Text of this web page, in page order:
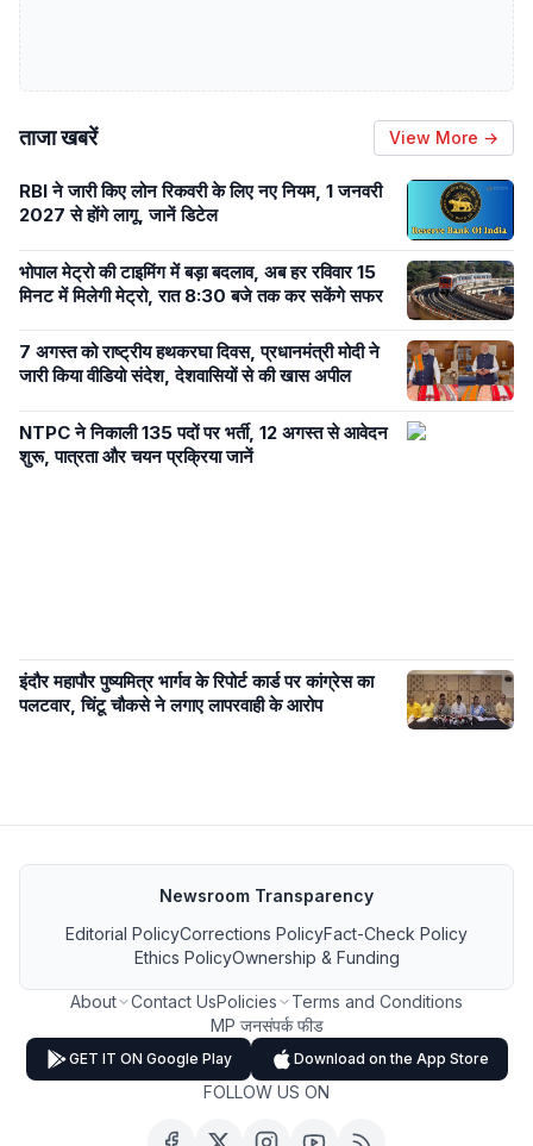
ताजा खबरें View More →
RBI ने जारी किए लोन रिकवरी के लिए नए नियम, 1 जनवरी
2027 से होंगे लागू, जानें डिटेल
भोपाल मेट्रो की टाइमिंग में बड़ा बदलाव, अब हर रविवार 15
मिनट में मिलेगी मेट्रो, रात 8:30 बजे तक कर सकेंगे सफर
7 अगस्त को राष्ट्रीय हथकरघा दिवस, प्रधानमंत्री मोदी ने
जारी किया वीडियो संदेश, देशवासियों से की खास अपील
NTPC ने निकाली 135 पदों पर भर्ती, 12 अगस्त से आवेदन
शुरू, पात्रता और चयन प्रक्रिया जानें
इंदौर महापौर पुष्यमित्र भार्गव के रिपोर्ट कार्ड पर कांग्रेस का
पलटवार, चिंटू चौकसे ने लगाए लापरवाही के आरोप
Newsroom Transparency
Editorial PolicyCorrections PolicyFact-Check Policy
Ethics PolicyOwnership & Funding
About Contact UsPolicies
Terms and Conditions
MP जनसंपर्क फीड
GET IT ON Google Play Download on the App Store
FOLLOW US ON